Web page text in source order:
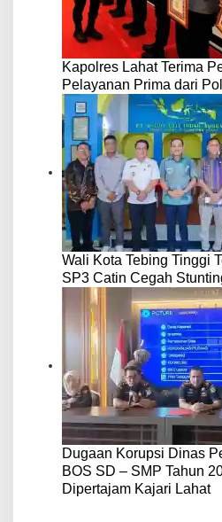
Kapolres Lahat Terima
Pelayanan Prima dari
Wali Kota Tebing Tinggi
SP3 Catin Cegah
Dugaan Korupsi Dinas
BOS SD – SMP Tahun
Dipertajam Kajari Lahat